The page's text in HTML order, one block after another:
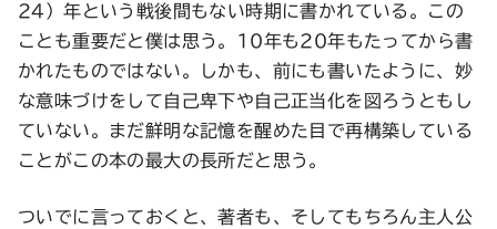
24）年という戦後間もない時期に書かれている。この
ことも重要だと僕は思う。10年も20年もたってから書
かれたものではない。しかも、前にも書いたように、妙
な意味づけをして自己卑下や自己正当化を図ろうともし
ていない。まだ鮮明な記憶を醒めた目で再構築している
ことがこの本の最大の長所だと思う。
ついでに言っておくと、著者も、そしてもちろん主人公